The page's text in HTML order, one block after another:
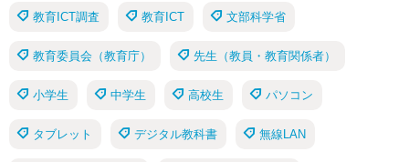
教育ICT調査 教育ICT 文部科学省
教育委員会（教育庁） 先生（教員・教育関係者）
小学生 中学生 高校生 パソコン
タブレット デジタル教科書 無線LAN